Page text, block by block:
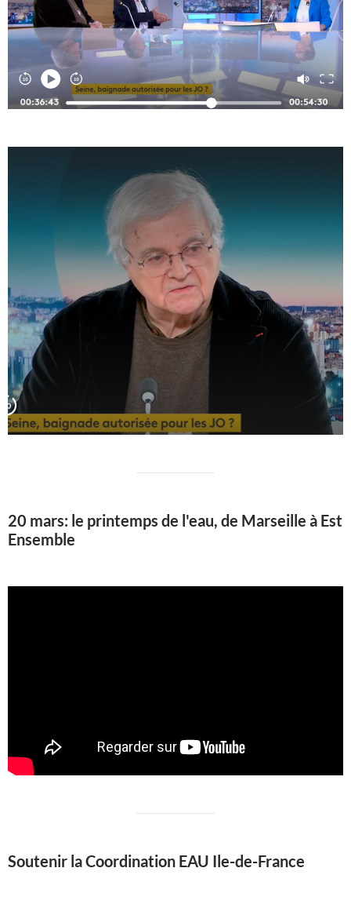
20 mars: le printemps de l'eau, de Marseille à Est
Ensemble
Soutenir la Coordination EAU Ile-de-France